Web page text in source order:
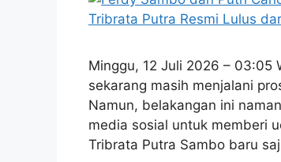
Minggu, 12 Juli 2026 – 03:05
sekarang masih menjalani
Namun, belakangan ini
media sosial untuk memberi
Tribrata Putra Sambo baru